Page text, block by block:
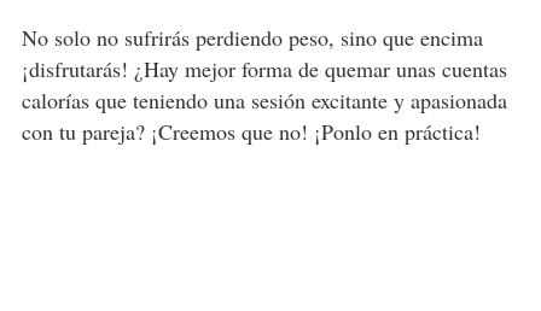
No solo no sufrirás perdiendo peso, sino que encima
¡disfrutarás! ¿Hay mejor forma de quemar unas cuentas
calorías que teniendo una sesión excitante y apasionada
con tu pareja? ¡Creemos que no! ¡Ponlo en práctica!